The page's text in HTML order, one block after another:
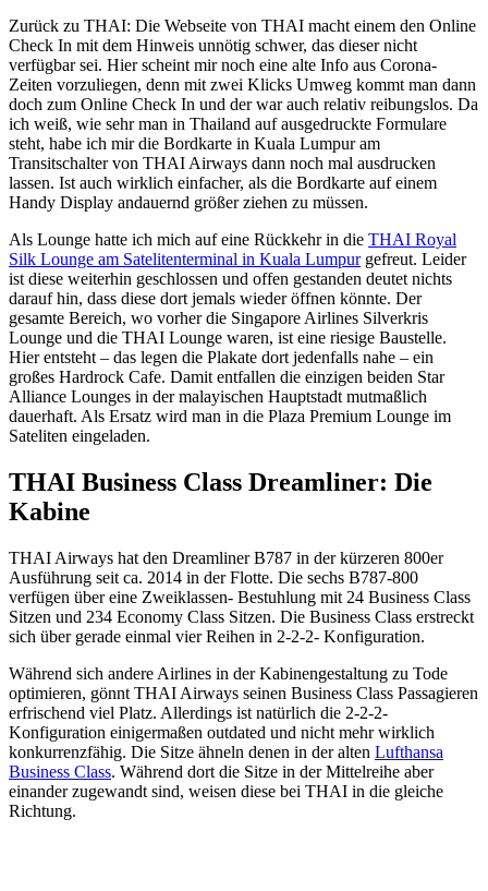
Zurück zu THAI: Die Webseite von THAI macht einem den Online
Check In mit dem Hinweis unnötig schwer, das dieser nicht
verfügbar sei. Hier scheint mir noch eine alte Info aus Corona-
Zeiten vorzuliegen, denn mit zwei Klicks Umweg kommt man dann
doch zum Online Check In und der war auch relativ reibungslos. Da
ich weiß, wie sehr man in Thailand auf ausgedruckte Formulare
steht, habe ich mir die Bordkarte in Kuala Lumpur am
Transitschalter von THAI Airways dann noch mal ausdrucken
lassen. Ist auch wirklich einfacher, als die Bordkarte auf einem
Handy Display andauernd größer ziehen zu müssen.
Als Lounge hatte ich mich auf eine Rückkehr in die THAI Royal
Silk Lounge am Satelitenterminal in Kuala Lumpurgefreut. Leider
ist diese weiterhin geschlossen und offen gestanden deutet nichts
darauf hin, dass diese dort jemals wieder öffnen könnte. Der
gesamte Bereich, wo vorher die Singapore Airlines Silverkris
Lounge und die THAI Lounge waren, ist eine riesige Baustelle.
Hier entsteht – das legen die Plakate dort jedenfalls nahe – ein
großes Hardrock Cafe. Damit entfallen die einzigen beiden Star
Alliance Lounges in der malayischen Hauptstadt mutmaßlich
dauerhaft. Als Ersatz wird man in die Plaza Premium Lounge im
Sateliten eingeladen.
THAI Business Class Dreamliner: Die
Kabine
THAI Airways hat den Dreamliner B787 in der kürzeren 800er
Ausführung seit ca. 2014 in der Flotte. Die sechs B787-800
verfügen über eine Zweiklassen- Bestuhlung mit 24 Business Class
Sitzen und 234 Economy Class Sitzen. Die Business Class erstreckt
sich über gerade einmal vier Reihen in 2-2-2- Konfiguration.
Während sich andere Airlines in der Kabinengestaltung zu Tode
optimieren, gönnt THAI Airways seinen Business Class Passagieren
erfrischend viel Platz. Allerdings ist natürlich die 2-2-2-
Konfiguration einigermaßen outdated und nicht mehr wirklich
konkurrenzfähig. Die Sitze ähneln denen in der alten Lufthansa
Business Class. Während dort die Sitze in der Mittelreihe aber
einander zugewandt sind, weisen diese bei THAI in die gleiche
Richtung.